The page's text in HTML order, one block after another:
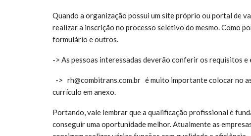
Quando a organização possui um site próprio ou portal de
realizar a inscrição no processo seletivo do mesmo. Como
formulário e outros.
-> As pessoas interessadas deverão conferir os requisitos e
-> rh@combitrans.com.br é muito importante colocar no
currículo em anexo.
Portando, vale lembrar que a qualificação profissional é
conseguir uma oportunidade melhor. Atualmente as